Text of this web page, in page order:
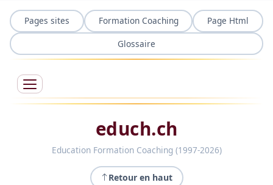
Pages sites Formation Coaching
Page Html
Glossaire
educh.ch
Education Formation Coaching (1997-2026)
Retour en haut